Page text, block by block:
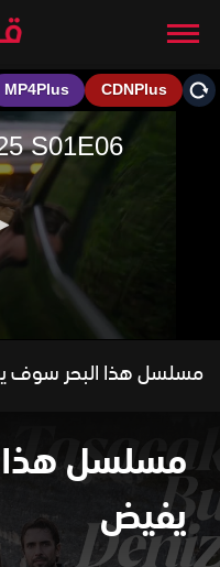
مسلسل هذا البحر سوف
مسلسل
يفيض